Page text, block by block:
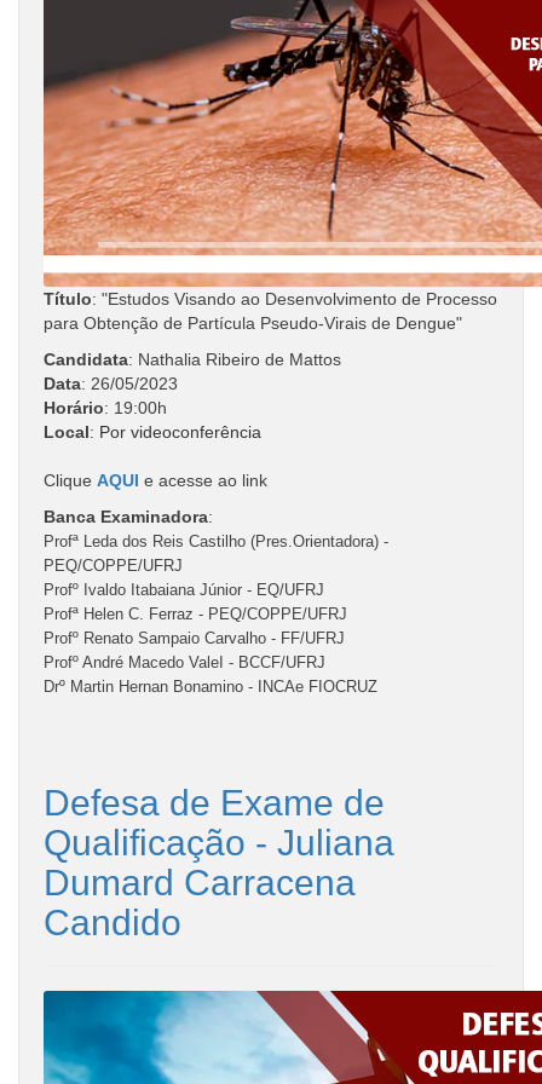
Título: "Estudos Visando ao Desenvolvimento de Processo
para Obtenção de Partícula Pseudo-Virais de Dengue"
Candidata: Nathalia Ribeiro de Mattos
Data: 26/05/2023
Horário: 19:00h
Local: Por videoconferência
Clique AQUI e acesse ao link
Banca Examinadora:
Profª Leda dos Reis Castilho (Pres.Orientadora) -
PEQ/COPPE/UFRJ
Profº Ivaldo Itabaiana Júnior - EQ/UFRJ
Profª Helen C. Ferraz - PEQ/COPPE/UFRJ
Profº Renato Sampaio Carvalho - FF/UFRJ
Profº André Macedo ValeI - BCCF/UFRJ
Drº Martin Hernan Bonamino - INCAe FIOCRUZ
Defesa de Exame de
Qualificação - Juliana
Dumard Carracena
Candido